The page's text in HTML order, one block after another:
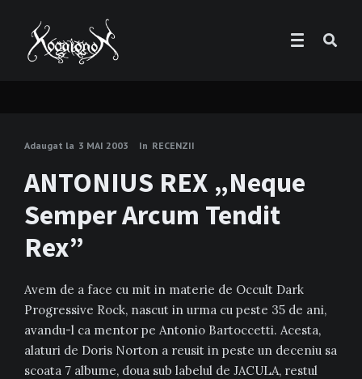
Adaugat la 3 MAI 2003 In RECENZII
ANTONIUS REX „Neque
Semper Arcum Tendit
Rex”
Avem de a face cu mit in materie de Occult Dark
Progressive Rock, nascut in urma cu peste 35 de ani,
avandu-l ca mentor pe Antonio Bartoccetti. Acesta,
alaturi de Doris Norton a reusit in peste un deceniu sa
scoata 7 albume, doua sub labelul de JACULA, restul